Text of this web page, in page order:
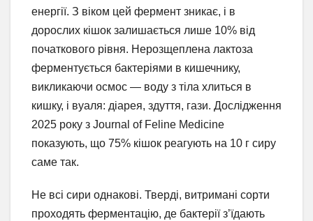
енергії. З віком цей фермент зникає, і в
дорослих кішок залишається лише 10% від
початкового рівня. Нерозщеплена лактоза
ферментується бактеріями в кишечнику,
викликаючи осмос — воду з тіла хлиться в
кишку, і вуаля: діарея, здуття, гази. Дослідження
2025 року з Journal of Feline Medicine
показують, що 75% кішок реагують на 10 г сиру
саме так.
Не всі сири однакові. Тверді, витримані сорти
проходять ферментацію, де бактерії з’їдають